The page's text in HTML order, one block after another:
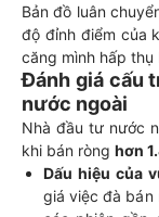
Bản đồ luân
độ đỉnh điểm của
căng mình hấp
Đánh giá cấu
nước ngoài
Nhà đầu tư nước
khi bán ròng hơn
Dấu hiệu của
giá việc đà bán